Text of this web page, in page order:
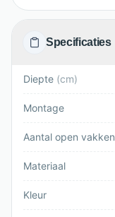
Specificaties
Diepte (cm)
Montage
Aantal open vakken
Materiaal
Kleur